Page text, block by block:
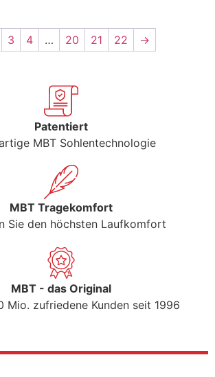
3 4 … 20 21 22 →
Patentiert
MBT Sohlentechnologie
MBT Tragekomfort
Sie den höchsten Laufkomfort
MBT - das Original
Mio. zufriedene Kunden seit 1996